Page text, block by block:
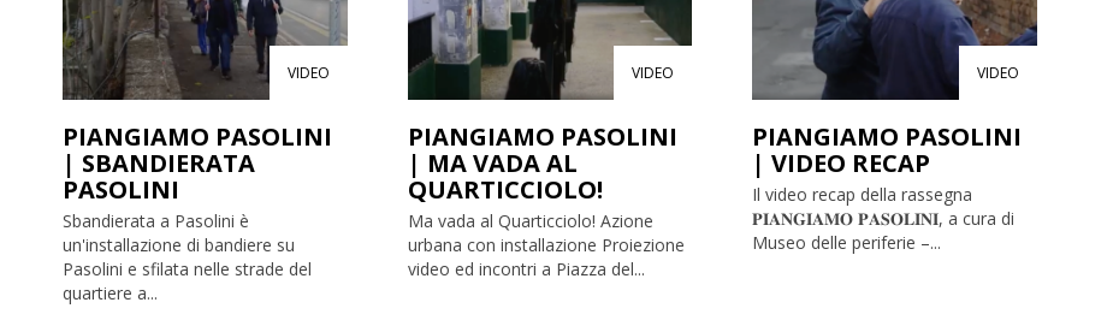
VIDEO
PIANGIAMO PASOLINI
| SBANDIERATA
PASOLINI
Sbandierata a Pasolini è
un'installazione di bandiere su
Pasolini e sfilata nelle strade del
quartiere a...
VIDEO
PIANGIAMO PASOLINI
| MA VADA AL
QUARTICCIOLO!
Ma vada al Quarticciolo! Azione
urbana con installazione Proiezione
video ed incontri a Piazza del...
VIDEO
PIANGIAMO PASOLINI
| VIDEO RECAP
Il video recap della rassegna
𝐏𝐈𝐀𝐍𝐆𝐈𝐀𝐌𝐎 𝐏𝐀𝐒𝐎𝐋𝐈𝐍𝐈, a cura di
Museo delle periferie –...